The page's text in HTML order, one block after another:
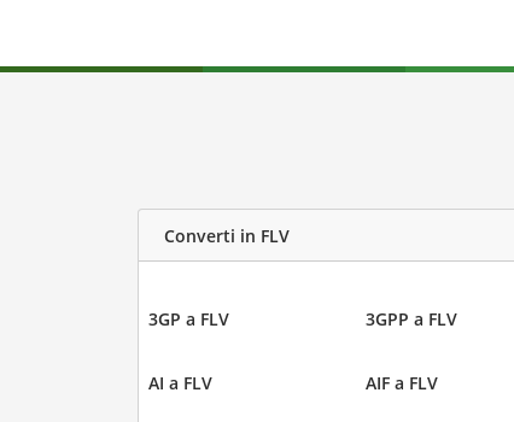
Converti in FLV
3GP a FLV 3GPP a FLV
AI a FLV AIF a FLV